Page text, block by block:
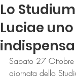
Lo
Luciae
Sabato 27 Ottobre
giornata dello